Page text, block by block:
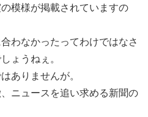
模様が掲載されていますの
わなかったってわけではなさ
ょうねぇ。
ありませんが。
ニュースを追い求める新聞の